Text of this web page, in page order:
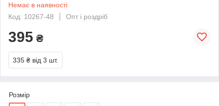
Немає в наявності
Код: 10267-48
Опт і роздріб
395 ₴
335 ₴ від 3 шт.
Розмір